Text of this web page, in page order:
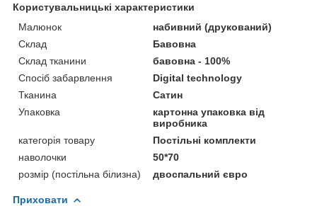
Користувальницькі характеристики
Малюнок
набивний (друкований)
Склад
Бавовна
Склад тканини
бавовна - 100%
Спосіб забарвлення
Digital technology
Тканина
Сатин
Упаковка
картонна упаковка від
виробника
категорія товару
Постільні комплекти
наволочки
50*70
розмір (постільна білизна)
двоспальний євро
Приховати